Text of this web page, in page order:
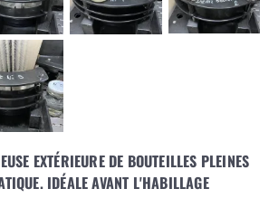
EXTÉRIEURE DE BOUTEILLES PLEINES
IDÉALE AVANT L'HABILLAGE